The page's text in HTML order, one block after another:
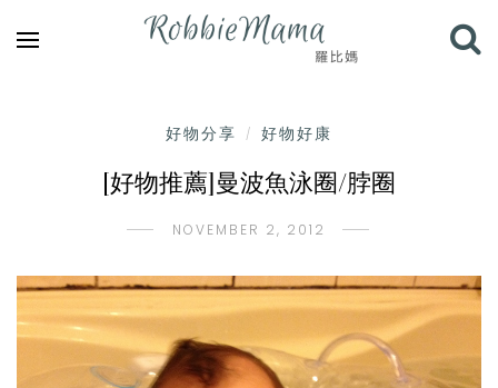
好物分享 / 好物好康
[好物推薦]曼波魚泳圈/脖圈
NOVEMBER 2, 2012